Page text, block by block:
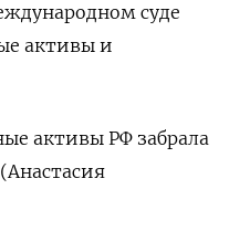
суде
активы и
активы РФ забрала